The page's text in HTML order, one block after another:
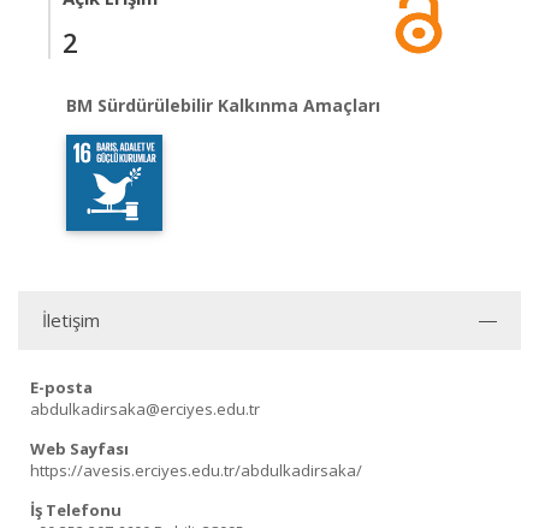
2
BM Sürdürülebilir Kalkınma Amaçları
İletişim
E-posta
abdulkadirsaka@erciyes.edu.tr
Web Sayfası
https://avesis.erciyes.edu.tr/abdulkadirsaka/
İş Telefonu